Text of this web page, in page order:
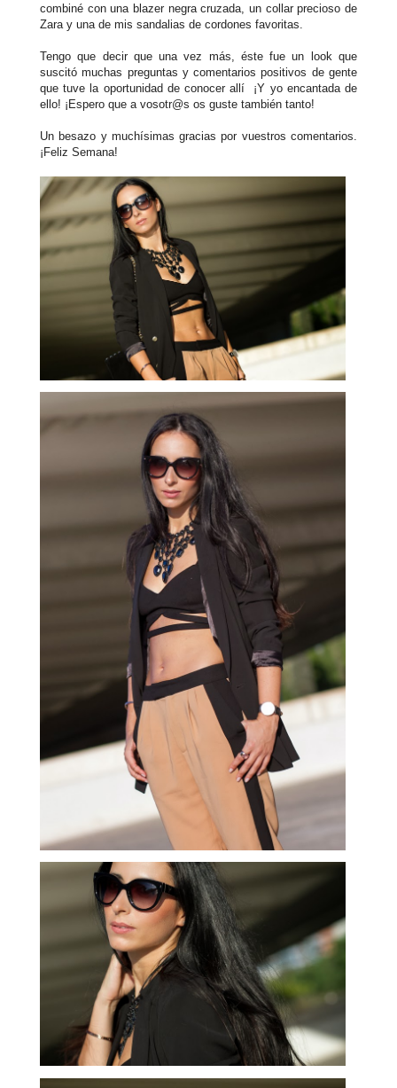
combiné con una blazer negra cruzada, un collar precioso de
Zara y una de mis sandalias de cordones favoritas.
Tengo que decir que una vez más, éste fue un look que
suscitó muchas preguntas y comentarios positivos de gente
que tuve la oportunidad de conocer allí ¡Y yo encantada de
ello! ¡Espero que a vosotr@s os guste también tanto!
Un besazo y muchísimas gracias por vuestros comentarios.
¡Feliz Semana!